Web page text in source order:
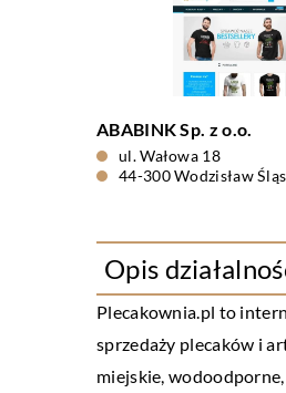
ABABINK Sp. z o.o.
ul. Wałowa 18
44-300 Wodzisław
Opis
Plecakownia.pl to
sprzedaży plecaków i
miejskie,